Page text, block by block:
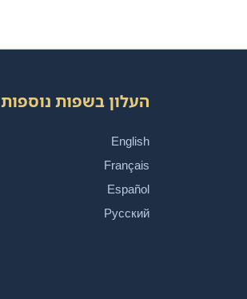
העלון בשפות נוספות
English
Français
Español
Русский